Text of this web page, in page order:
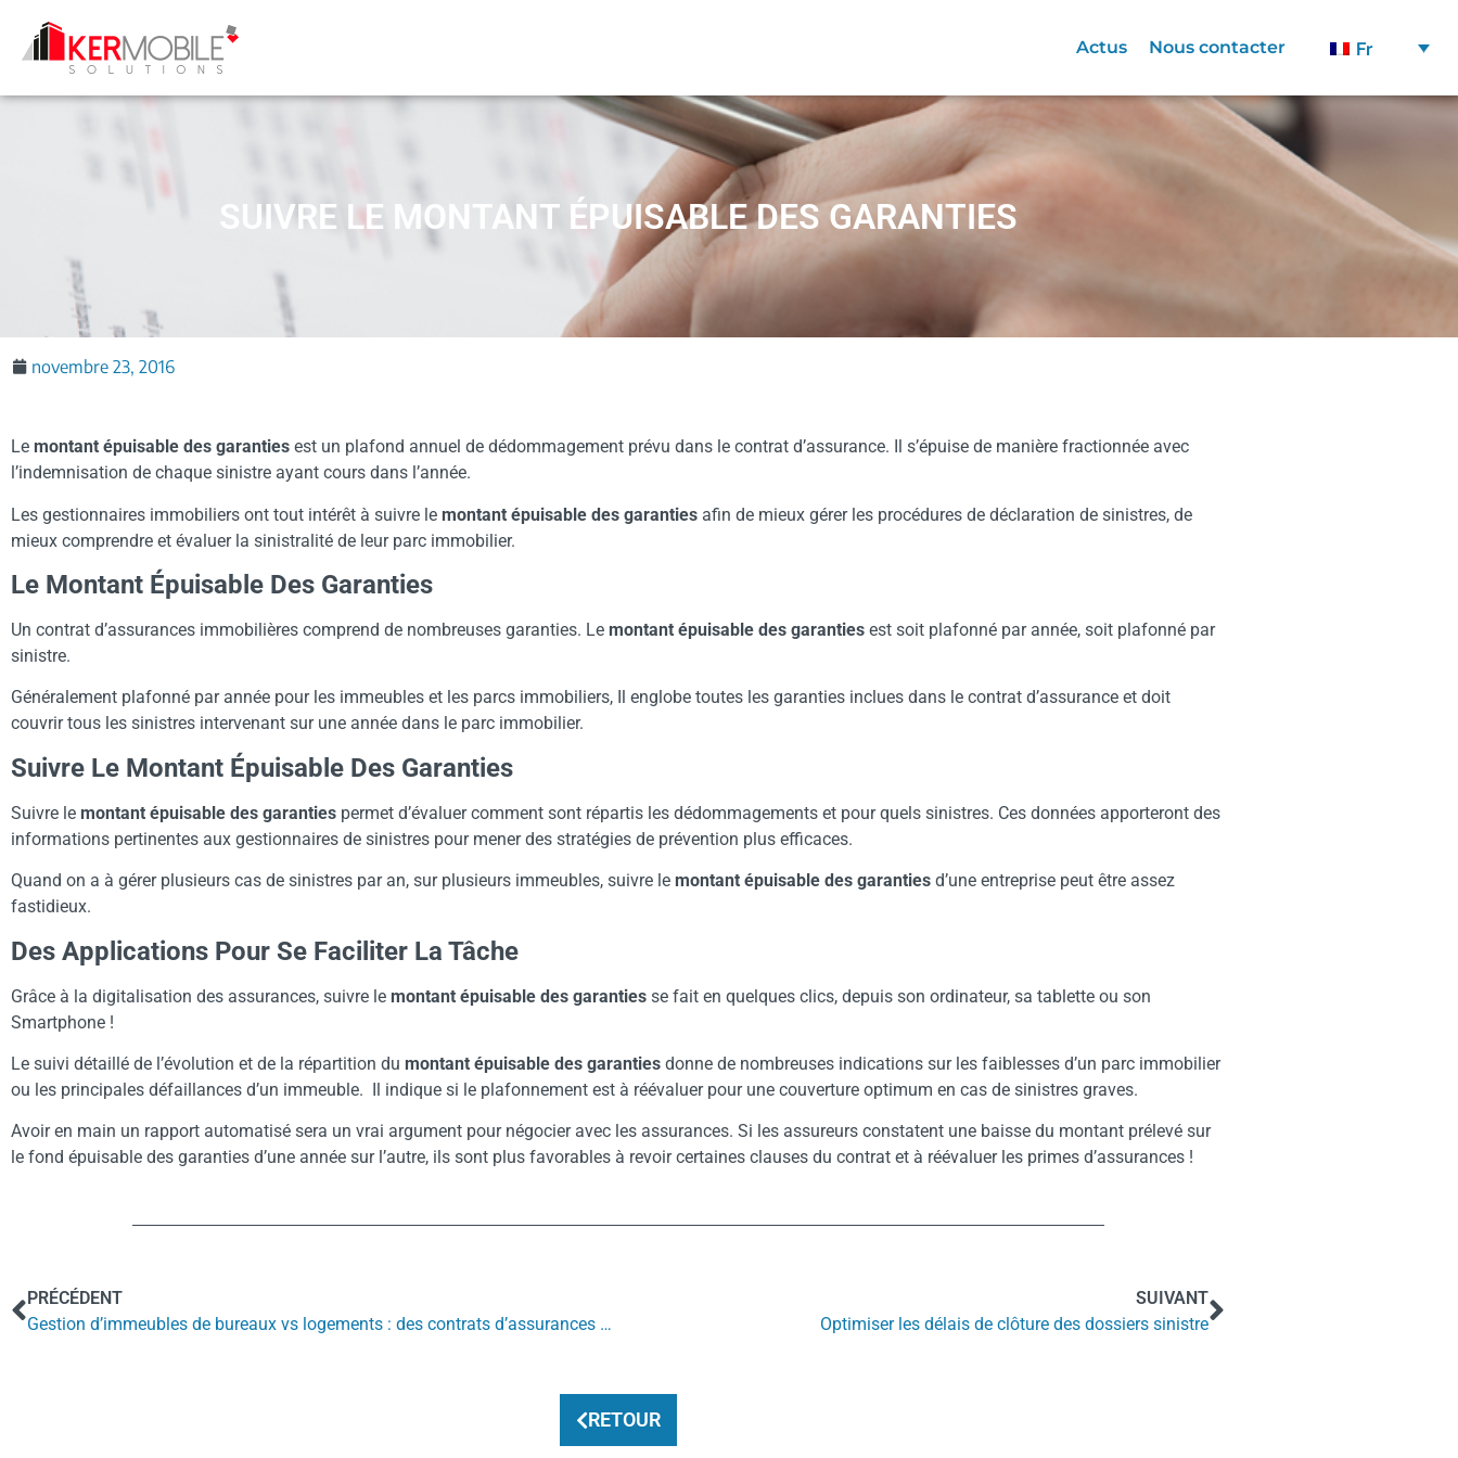
Actus Nous contacter Fr
SUIVRE LE MONTANT ÉPUISABLE DES GARANTIES
novembre 23, 2016
Le montant épuisable des garanties est un plafond annuel de dédommagement prévu dans le contrat d’assurance. Il s’épuise de manière fractionnée avec
l’indemnisation de chaque sinistre ayant cours dans l’année.
Les gestionnaires immobiliers ont tout intérêt à suivre le montant épuisable des garanties afin de mieux gérer les procédures de déclaration de sinistres, de
mieux comprendre et évaluer la sinistralité de leur parc immobilier.
Le Montant Épuisable Des Garanties
Un contrat d’assurances immobilières comprend de nombreuses garanties. Le montant épuisable des garanties est soit plafonné par année, soit plafonné par
sinistre.
Généralement plafonné par année pour les immeubles et les parcs immobiliers, Il englobe toutes les garanties inclues dans le contrat d’assurance et doit
couvrir tous les sinistres intervenant sur une année dans le parc immobilier.
Suivre Le Montant Épuisable Des Garanties
Suivre le montant épuisable des garanties permet d’évaluer comment sont répartis les dédommagements et pour quels sinistres. Ces données apporteront des
informations pertinentes aux gestionnaires de sinistres pour mener des stratégies de prévention plus efficaces.
Quand on a à gérer plusieurs cas de sinistres par an, sur plusieurs immeubles, suivre le montant épuisable des garanties d’une entreprise peut être assez
fastidieux.
Des Applications Pour Se Faciliter La Tâche
Grâce à la digitalisation des assurances, suivre le montant épuisable des garanties se fait en quelques clics, depuis son ordinateur, sa tablette ou son
Smartphone !
Le suivi détaillé de l’évolution et de la répartition du montant épuisable des garanties donne de nombreuses indications sur les faiblesses d’un parc immobilier
ou les principales défaillances d’un immeuble. Il indique si le plafonnement est à réévaluer pour une couverture optimum en cas de sinistres graves.
Avoir en main un rapport automatisé sera un vrai argument pour négocier avec les assurances. Si les assureurs constatent une baisse du montant prélevé sur
le fond épuisable des garanties d’une année sur l’autre, ils sont plus favorables à revoir certaines clauses du contrat et à réévaluer les primes d’assurances !
PRÉCÉDENT
Gestion d’immeubles de bureaux vs logements : des contrats d’assurances spécifiques
SUIVANT
Optimiser les délais de clôture des dossiers sinistre
RETOUR